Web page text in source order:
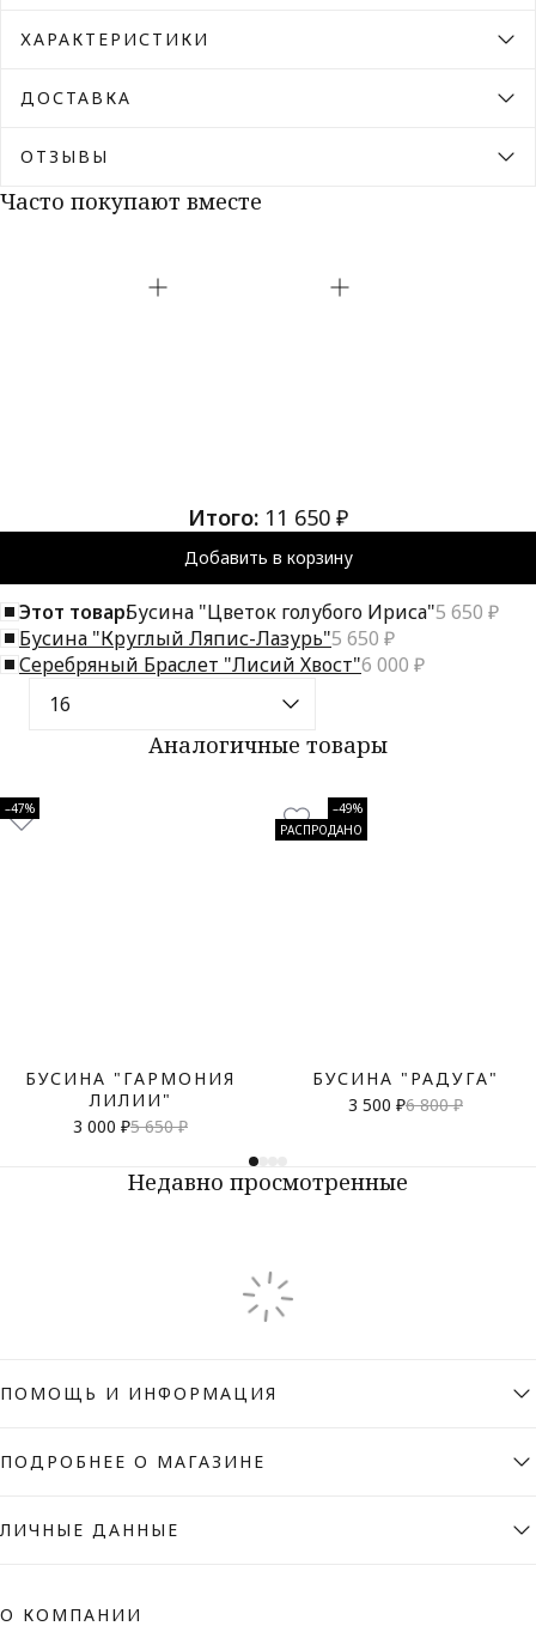
ХАРАКТЕРИСТИКИ
ДОСТАВКА
ОТЗЫВЫ
Часто покупают вместе
Итого: 11 650 ₽
Добавить в корзину
Этот товар:Бусина "Цветок голубого Ириса"5 650 ₽
Бусина "Круглый Ляпис-Лазурь"5 650 ₽
Серебряный Браслет "Лисий Хвост"6 000 ₽
Аналогичные товары
–47%
БУСИНА "ГАРМОНИЯ
ЛИЛИИ"
3 000 ₽5 650 ₽
–49%
РАСПРОДАНО
БУСИНА "РАДУГА"
3 500 ₽6 800 ₽
Недавно просмотренные
ПОМОЩЬ И ИНФОРМАЦИЯ
ПОДРОБНЕЕ О МАГАЗИНЕ
ЛИЧНЫЕ ДАННЫЕ
О КОМПАНИИ